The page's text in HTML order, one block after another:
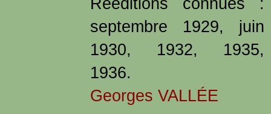
septembre 1929, juin
1930, 1932, 1935,
1936.
Georges VALLÉE